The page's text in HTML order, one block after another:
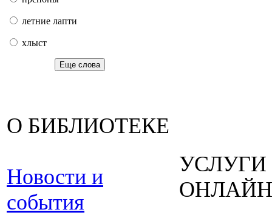
летние лапти
хлыст
Еще слова
О БИБЛИОТЕКЕ
Новости и
события
УСЛУГИ
ОНЛАЙН